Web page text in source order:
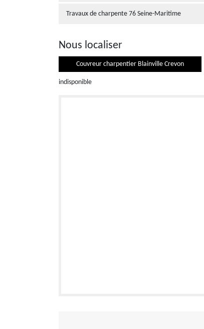
Travaux de charpente 76 Seine-Maritime
Nous localiser
Couvreur charpentier Blainville Crevon
indisponible